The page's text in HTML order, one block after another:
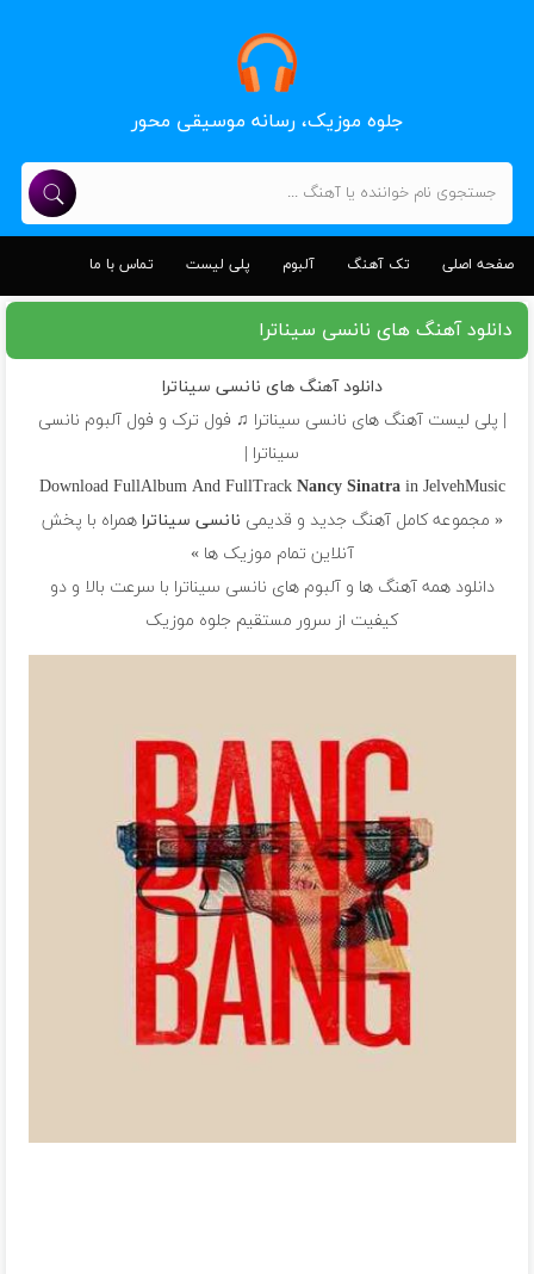
جلوه موزیک، رسانه موسیقی محور
صفحه اصلی تک آهنگ آلبوم پلی لیست تماس با ما
دانلود آهنگ های نانسی سیناترا
دانلود آهنگ های نانسی سیناترا
| پلی لیست آهنگ های نانسی سیناترا ♫ فول ترک و فول آلبوم نانسی
سیناترا |
Download FullAlbum And FullTrack Nancy Sinatra in JelvehMusic
« مجموعه کامل آهنگ جدید و قدیمی نانسی سیناترا همراه با پخش
آنلاین تمام موزیک ها »
دانلود همه آهنگ ها و آلبوم های نانسی سیناترا با سرعت بالا و دو
کیفیت از سرور مستقیم جلوه موزیک